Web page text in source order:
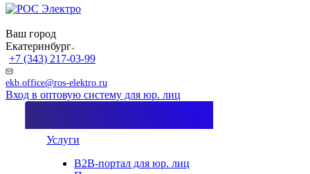
Ваш город
Екатеринбург
+7 (343) 217-03-99
ekb.office@ros-elektro.ru
Вход в оптовую систему для юр. лиц
Услуги
B2B-портал для юр. лиц